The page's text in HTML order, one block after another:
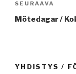
Seuraava
artikkeli
SEURAAVA
Mötedagar /
YHDISTYS /